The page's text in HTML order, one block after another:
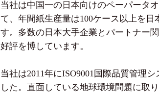
当社は中国一の日本向けのペーパータ
て、年間紙生産量は100ケース以上を日
す。多数の日本大手企業とパートナー
好評を博しています。
当社は2011年にISO9001国際品質管理
した。直面している地球環境問題に取